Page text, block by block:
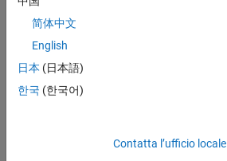
20 Jul 2017
简体中文
English
日本 (日本語)
한국 (한국어)
Contatta l’ufficio locale